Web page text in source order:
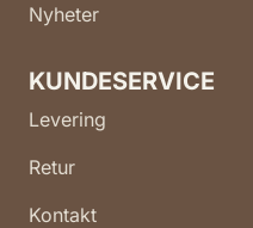
Nyheter
KUNDESERVICE
Levering
Retur
Kontakt